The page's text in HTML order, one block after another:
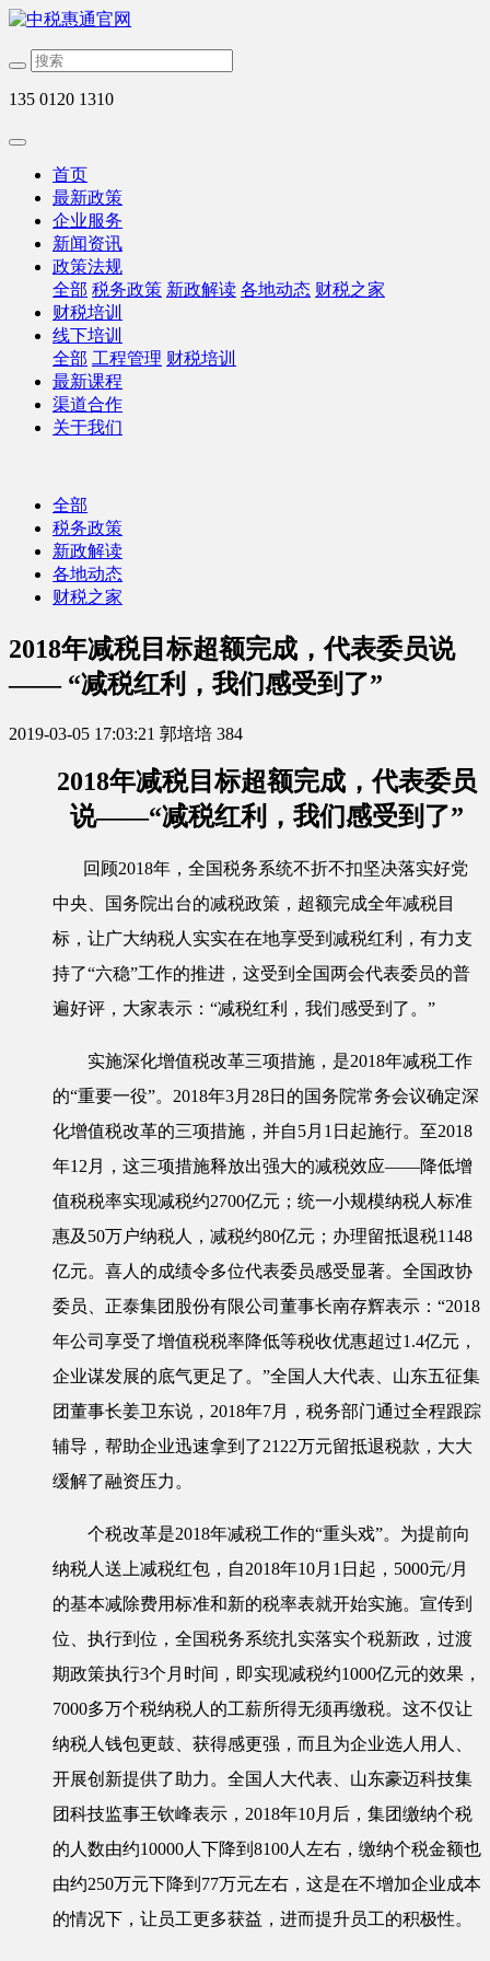
135 0120 1310
首页
最新政策
企业服务
新闻资讯
政策法规
全部 税务政策 新政解读 各地动态 财税之家
财税培训
线下培训
全部 工程管理 财税培训
最新课程
渠道合作
关于我们
全部
税务政策
新政解读
各地动态
财税之家
2018年减税目标超额完成，代表委员说
—— “减税红利，我们感受到了”
2019-03-05 17:03:21 郭培培 384
2018年减税目标超额完成，代表委员
说——“减税红利，我们感受到了”
回顾2018年，全国税务系统不折不扣坚决落实好党
中央、国务院出台的减税政策，超额完成全年减税目
标，让广大纳税人实实在在地享受到减税红利，有力支
持了“六稳”工作的推进，这受到全国两会代表委员的普
遍好评，大家表示：“减税红利，我们感受到了。”
实施深化增值税改革三项措施，是2018年减税工作
的“重要一役”。2018年3月28日的国务院常务会议确定深
化增值税改革的三项措施，并自5月1日起施行。至2018
年12月，这三项措施释放出强大的减税效应——降低增
值税税率实现减税约2700亿元；统一小规模纳税人标准
惠及50万户纳税人，减税约80亿元；办理留抵退税1148
亿元。喜人的成绩令多位代表委员感受显著。全国政协
委员、正泰集团股份有限公司董事长南存辉表示：“2018
年公司享受了增值税税率降低等税收优惠超过1.4亿元，
企业谋发展的底气更足了。”全国人大代表、山东五征集
团董事长姜卫东说，2018年7月，税务部门通过全程跟踪
辅导，帮助企业迅速拿到了2122万元留抵退税款，大大
缓解了融资压力。
个税改革是2018年减税工作的“重头戏”。为提前向
纳税人送上减税红包，自2018年10月1日起，5000元/月
的基本减除费用标准和新的税率表就开始实施。宣传到
位、执行到位，全国税务系统扎实落实个税新政，过渡
期政策执行3个月时间，即实现减税约1000亿元的效果，
7000多万个税纳税人的工薪所得无须再缴税。这不仅让
纳税人钱包更鼓、获得感更强，而且为企业选人用人、
开展创新提供了助力。全国人大代表、山东豪迈科技集
团科技监事王钦峰表示，2018年10月后，集团缴纳个税
的人数由约10000人下降到8100人左右，缴纳个税金额也
由约250万元下降到77万元左右，这是在不增加企业成本
的情况下，让员工更多获益，进而提升员工的积极性。